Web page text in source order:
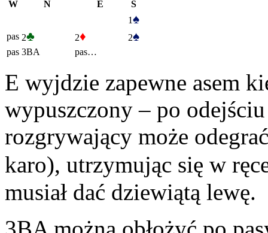
W N E
S
1♠
pas 2♣ 2♦ 2♠
pas 3BA pas…
E wyjdzie zapewne asem
wypuszczony – po
rozgrywający może
karo), utrzymując się w
musiał dać dziewiątą lewę.